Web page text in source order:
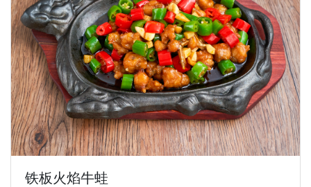
铁板火焰牛蛙